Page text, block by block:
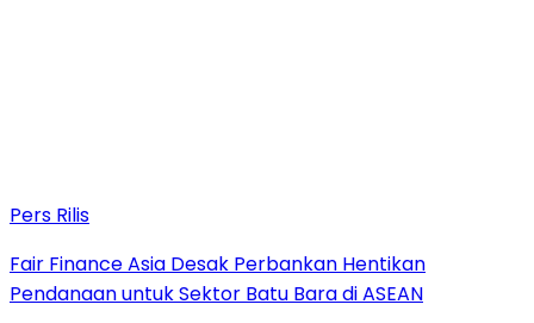
Pers Rilis
Fair Finance Asia Desak Perbankan Hentikan
Pendanaan untuk Sektor Batu Bara di ASEAN